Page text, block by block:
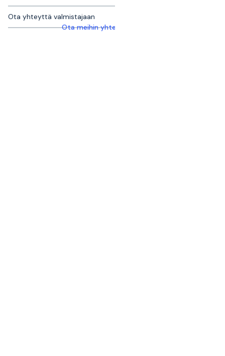
Ota yhteyttä valmistajaan
Ota meihin yhteyttä saadaksesi lisätietoja